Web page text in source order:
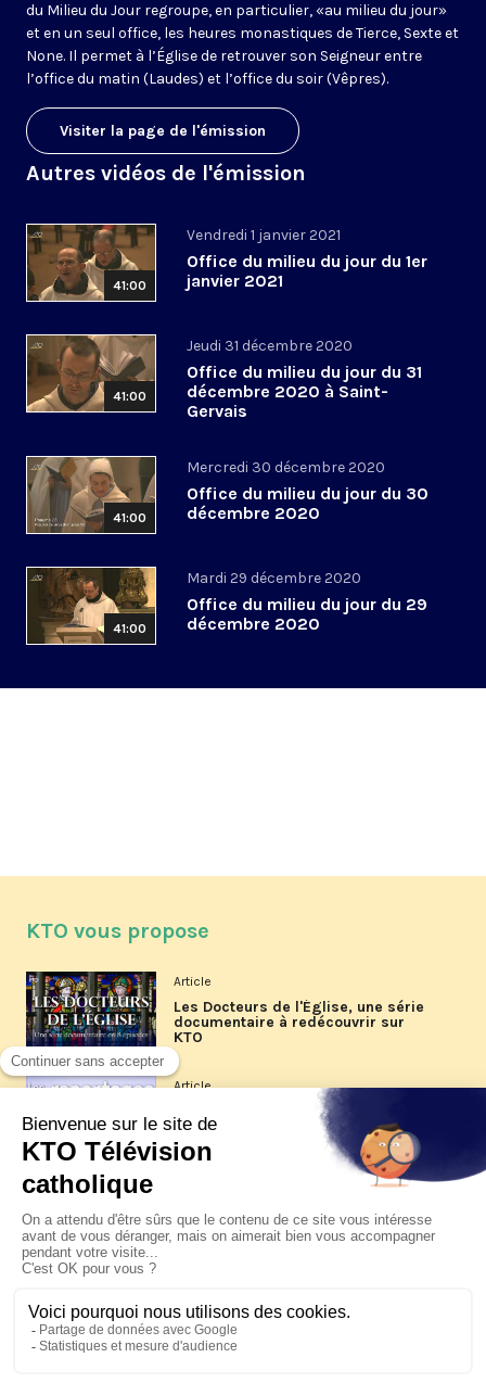
du Milieu du Jour regroupe, en particulier, «au milieu du jour»
et en un seul office, les heures monastiques de Tierce, Sexte et
None. Il permet à l’Église de retrouver son Seigneur entre
l’office du matin (Laudes) et l’office du soir (Vêpres).
Visiter la page de l'émission
Autres vidéos de l'émission
41:00
Vendredi 1 janvier 2021
Office du milieu du jour du 1er
janvier 2021
41:00
Jeudi 31 décembre 2020
Office du milieu du jour du 31
décembre 2020 à Saint-
Gervais
41:00
Mercredi 30 décembre 2020
Office du milieu du jour du 30
décembre 2020
41:00
Mardi 29 décembre 2020
Office du milieu du jour du 29
décembre 2020
KTO vous propose
Article
Les Docteurs de l'Église, une série
documentaire à redécouvrir sur
KTO
Article
Les reportages d'été 2026 de KTO
La visite pastorale du pape Léon
XIV à Assise à suivre sur KTO le
jeudi 6 août
Le pape en Uruguay, Argentine et
Pérou du 6 au 17 novembre 2026